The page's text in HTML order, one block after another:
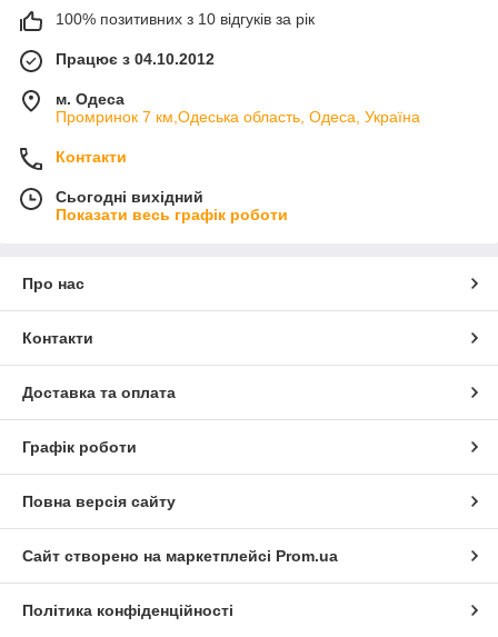
100% позитивних з 10 відгуків за рік
Працює з 04.10.2012
м. Одеса
Промринок 7 км,Одеська область, Одеса, Україна
Контакти
Сьогодні вихідний
Показати весь графік роботи
Про нас
Контакти
Доставка та оплата
Графік роботи
Повна версія сайту
Сайт створено на маркетплейсі Prom.ua
Політика конфіденційності